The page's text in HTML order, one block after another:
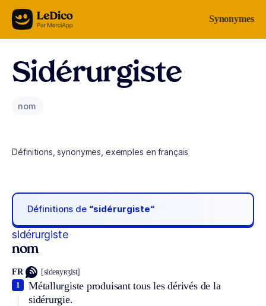
Aller au contenu Synonymes
Sidérurgiste
nom
Définitions, synonymes, exemples en français
Définitions de “sidérurgiste“
sidérurgiste
nom
FR [sideʀyʀʒist]
Métallurgiste produisant tous les dérivés de la
sidérurgie.
1